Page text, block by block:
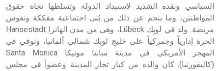
- هل تعلم أن أبجر Abgar اسم معروف جيداً يعود إلى عدد من
الملوك الذين حكموا مدينة إديسا (الرها) من أبجر الأول وحتى
التاسع، وهم ينتسبون إلى أسرة أوسروين
السياسي ونقده الشديد لاستبداد الدولة وتسلطها تجاه حقوق
المواطنين، وما ينجم عن ذلك من بُنى اجتماعية مفككة ونفوس
مريضة. ولد في لوبِك Lübeck، وهي من مدن الهانزا Hansestadt
الحرة إدارياً وجمركياً على خليج لوبِك شمالي ألمانيا، وتوفي في
المهجر الأمريكي في مدينة سانتا مونيكا Santa Monica
(كاليفورنيا). كان والده من كبار تجار المدينة وعضواً في مجلس